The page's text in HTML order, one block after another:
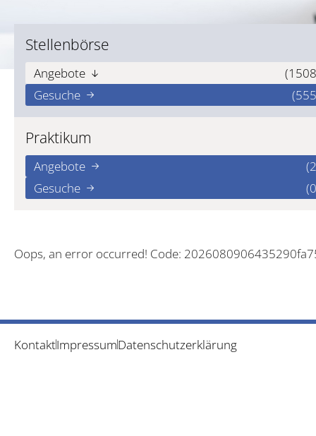
Stellenbörse
Angebote
Gesuche
Praktikum
Angebote
Gesuche
Oops, an error occurred! Code:
KontaktImpressumDatenschutzerklärung